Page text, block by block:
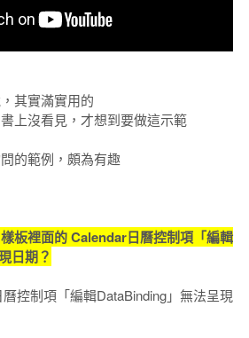
其實滿實用的
上沒看見，才想到要做這示範
的範例，頗為有趣
板裡面的 Calendar日曆控制項「編輯
日期？
控制項「編輯DataBinding」無法呈現